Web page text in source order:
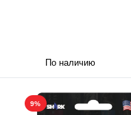
9%